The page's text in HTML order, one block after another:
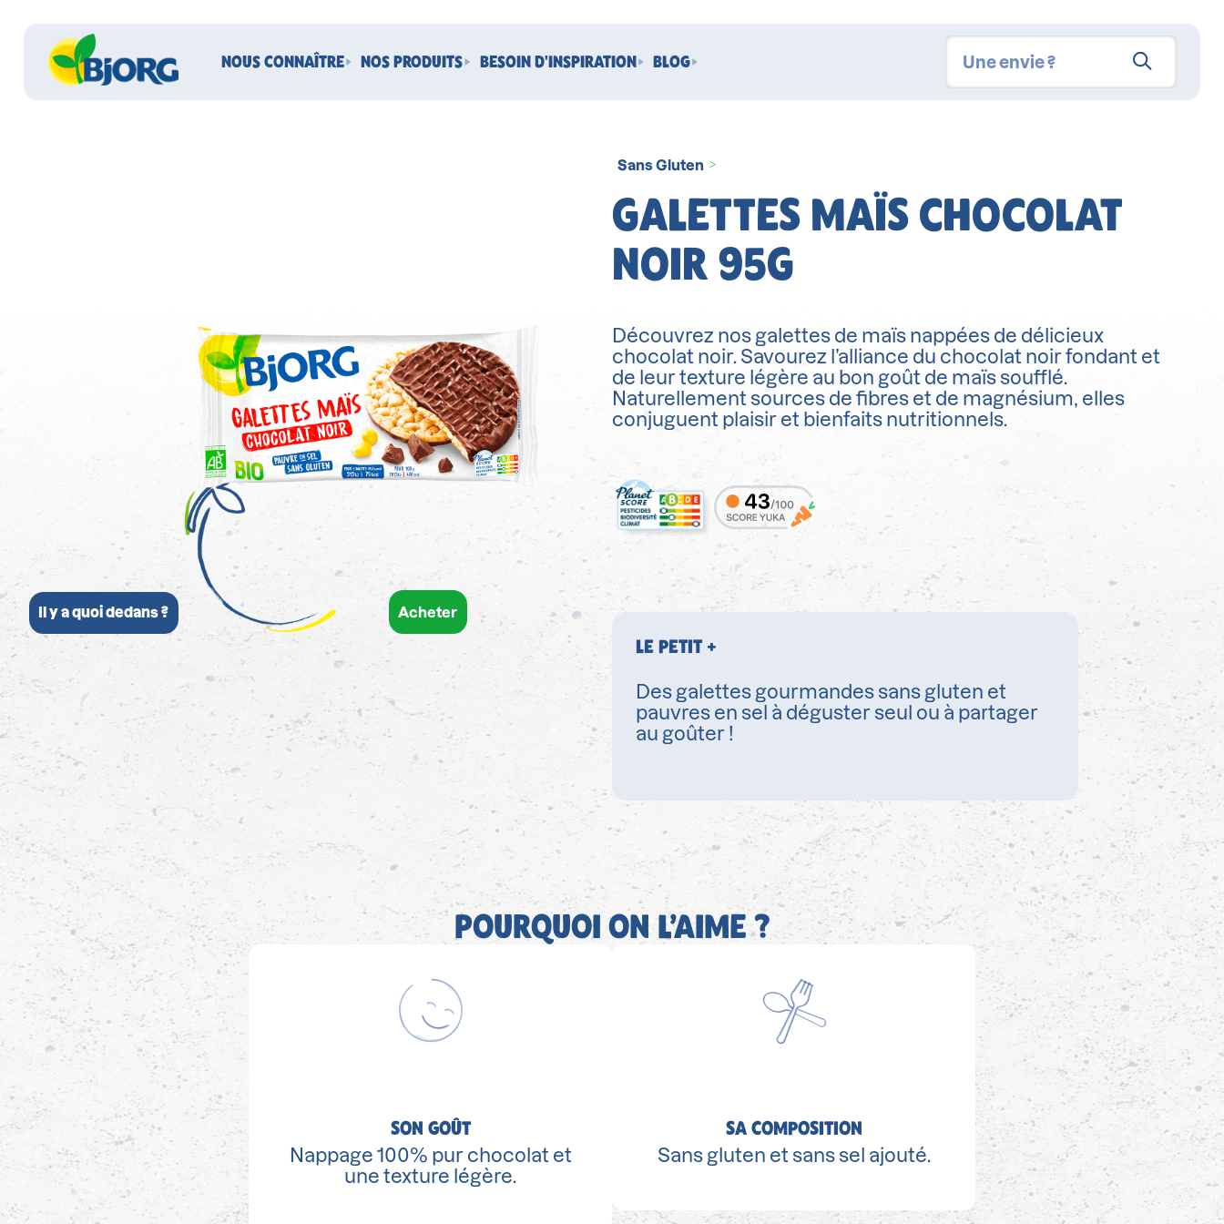
NOUS CONNAÎTRE NOS PRODUITS BESOIN D'INSPIRATION BLOG
Il y a quoi dedans ? Acheter
Sans Gluten >
GALETTES MAÏS CHOCOLAT
NOIR 95G
Découvrez nos galettes de maïs nappées de délicieux
chocolat noir. Savourez l’alliance du chocolat noir fondant et
de leur texture légère au bon goût de maïs soufflé.
Naturellement sources de fibres et de magnésium, elles
conjuguent plaisir et bienfaits nutritionnels.
LE PETIT +
Des galettes gourmandes sans gluten et
pauvres en sel à déguster seul ou à partager
au goûter !
POURQUOI ON L’AIME ?
SON GOÛT
Nappage 100% pur chocolat et
une texture légère.
SA COMPOSITION
Sans gluten et sans sel ajouté.